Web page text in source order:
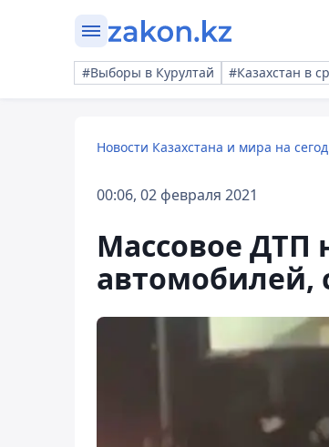
#Выборы в Курултай #Казахстан в
Новости Казахстана и мира на
00:06, 02 февраля 2021
Массовое ДТП
автомобилей,